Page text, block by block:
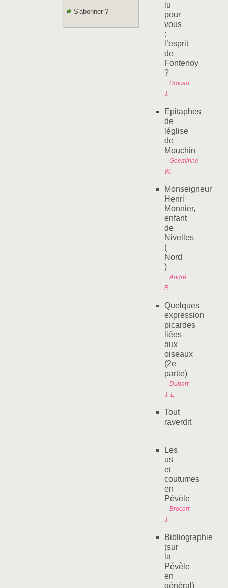
S'abonner ?
lu
pour
vous
:
l’esprit
de
Fontenoy
?
Brocart
J.
Epitaphes
de
léglise
de
Mouchin
Goeminne
W.
Monseigneur
Henri
Monnier,
enfant
de
Nivelles
(
Nord
)
André
P.
Quelques
expression
picardes
liées
aux
oiseaux
(2e
partie)
Dubart
J. L.
Tout
raverdit
Les
us
et
coutumes
en
Pévèle
Brocart
J.
Bibliographie
(sur
la
Pévèle
en
général)